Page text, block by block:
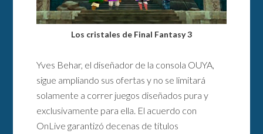
Los cristales de Final Fantasy 3
Yves Behar, el diseñador de la consola OUYA,
sigue ampliando sus ofertas y no se limitará
solamente a correr juegos diseñados pura y
exclusivamente para ella. El acuerdo con
OnLive garantizó decenas de títulos